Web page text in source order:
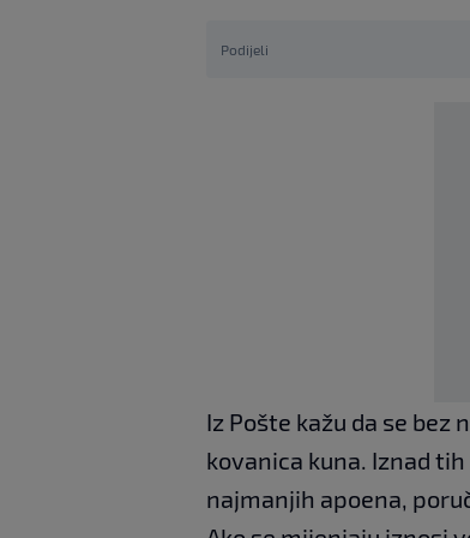
Podijeli
Iz Pošte kažu da se bez
kovanica kuna. Iznad
najmanjih apoena,